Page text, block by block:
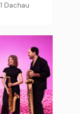
Dachau